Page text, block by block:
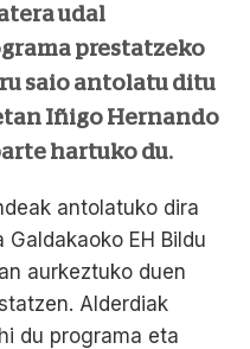
udal
prestatzeko
saio antolatu ditu
Iñigo Hernando
hartuko du.
antolatuko dira
EH Bildu
aurkeztuko duen
Alderdiak
du programa eta